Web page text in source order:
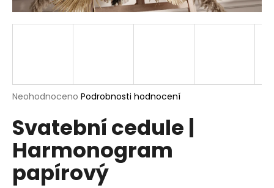
Průměrné
produktu
je
0,0
5
hvězdiček.
Neohodnoceno Podrobnosti hodnocení
Svatební cedule |
Harmonogram
papírový
a
j
?